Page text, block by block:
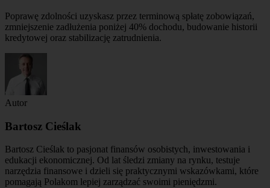
Poprawę zdolności uzyskasz przez terminową spłatę zobowiązań,
zmniejszenie zadłużenia poniżej 40% dochodu, budowanie historii
kredytowej oraz stabilizację zatrudnienia.
Autor
Bartosz Cieślak
Bartosz Cieślak to pasjonat finansów osobistych, inwestowania i
edukacji ekonomicznej. Od lat śledzi zmiany na rynku, testuje
narzędzia finansowe i dzieli się praktycznymi wskazówkami, które
pomagają Polakom lepiej zarządzać swoimi pieniędzmi.